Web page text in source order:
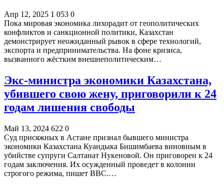
Апр 12, 2025 1 053 0
Пока мировая экономика лихорадит от геополитических
конфликтов и санкционной политики, Казахстан
демонстрирует неожиданный рывок в сфере технологий,
экспорта и предпринимательства. На фоне кризиса,
вызванного жёстким внешнеполитическим…
Экс-министра экономики Казахстана,
убившего свою жену, приговорили к 24
годам лишения свободы
Май 13, 2024 622 0
Суд присяжных в Астане признал бывшего министра
экономики Казахстана Куандыка Бишимбаева виновным в
убийстве супруги Салтанат Нукеновой. Он приговорен к 24
годам заключения. Их осужденный проведет в колонии
строгого режима, пишет BBC.…